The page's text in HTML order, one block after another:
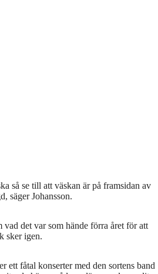
så se till att väskan är på framsidan av
säger Johansson.
vad det var som hände förra året för att
sker igen.
ett fåtal konserter med den sortens band